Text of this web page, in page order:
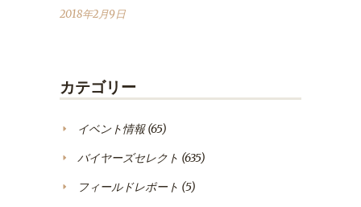
2018年2月9日
カテゴリー
イベント情報(65)
バイヤーズセレクト (635)
フィールドレポート (5)